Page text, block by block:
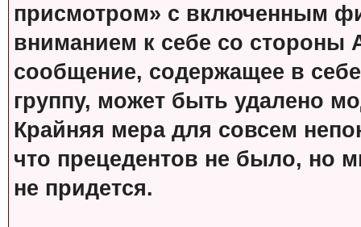
присмотром» с включенным
вниманием к себе со стороны
сообщение, содержащее в
группу, может быть удалено
Крайняя мера для совсем
что прецедентов не было, но
не придется.